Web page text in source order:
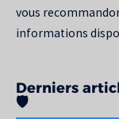
vous
informations
Derniers
🛡️